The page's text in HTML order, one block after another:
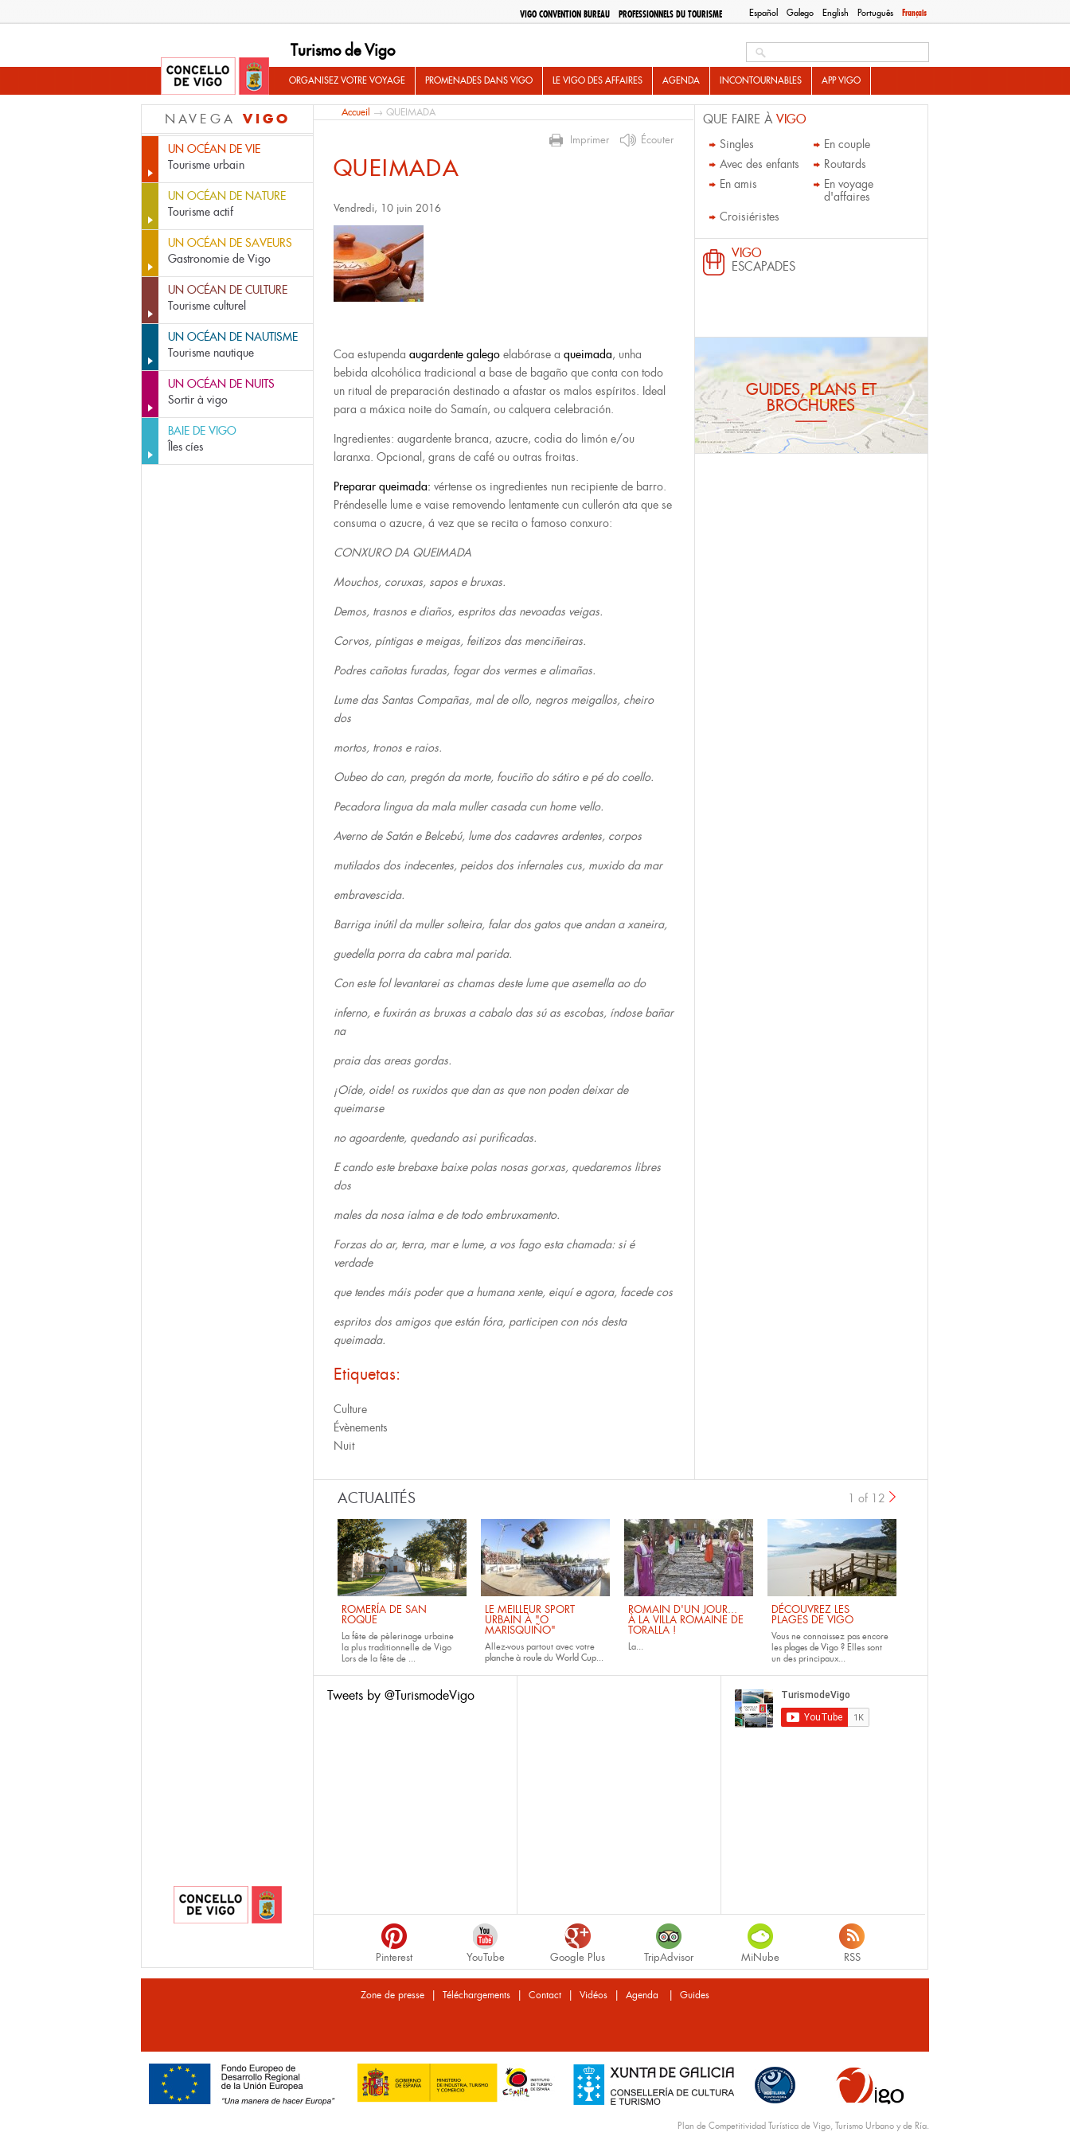
Español Galego English Português Français
VIGO CONVENTION BUREAU PROFESSIONNELS DU TOURISME
Turismo de Vigo
ORGANISEZ VOTRE VOYAGE PROMENADES DANS VIGO LE VIGO DES AFFAIRES AGENDA INCONTOURNABLES APP VIGO
NAVEGA VIGO
UN OCÉAN DE VIE
Tourisme urbain
UN OCÉAN DE NATURE
Tourisme actif
UN OCÉAN DE SAVEURS
Gastronomie de Vigo
UN OCÉAN DE CULTURE
Tourisme culturel
UN OCÉAN DE NAUTISME
Tourisme nautique
UN OCÉAN DE NUITS
Sortir à vigo
BAIE DE VIGO
Îles cíes
Accueil → QUEIMADA
Imprimer Écouter
QUEIMADA
Vendredi, 10 juin 2016
Coa estupenda augardente galego elabórase a queimada, unha
bebida alcohólica tradicional a base de bagaño que conta con todo
un ritual de preparación destinado a afastar os malos espíritos. Ideal
para a máxica noite do Samaín, ou calquera celebración.
Ingredientes: augardente branca, azucre, codia do limón e/ou
laranxa. Opcional, grans de café ou outras froitas.
Preparar queimada: vértense os ingredientes nun recipiente de barro.
Préndeselle lume e vaise removendo lentamente cun cullerón ata que se
consuma o azucre, á vez que se recita o famoso conxuro:
CONXURO DA QUEIMADA
Mouchos, coruxas, sapos e bruxas.
Demos, trasnos e diaños, espritos das nevoadas veigas.
Corvos, píntigas e meigas, feitizos das menciñeiras.
Podres cañotas furadas, fogar dos vermes e alimañas.
Lume das Santas Compañas, mal de ollo, negros meigallos, cheiro
dos
mortos, tronos e raios.
Oubeo do can, pregón da morte, fouciño do sátiro e pé do coello.
Pecadora lingua da mala muller casada cun home vello.
Averno de Satán e Belcebú, lume dos cadavres ardentes, corpos
mutilados dos indecentes, peidos dos infernales cus, muxido da mar
embravescida.
Barriga inútil da muller solteira, falar dos gatos que andan a xaneira,
guedella porra da cabra mal parida.
Con este fol levantarei as chamas deste lume que asemella ao do
inferno, e fuxirán as bruxas a cabalo das sú as escobas, índose bañar
na
praia das areas gordas.
¡Oíde, oide! os ruxidos que dan as que non poden deixar de
queimarse
no agoardente, quedando asi purificadas.
E cando este brebaxe baixe polas nosas gorxas, quedaremos libres
dos
males da nosa ialma e de todo embruxamento.
Forzas do ar, terra, mar e lume, a vos fago esta chamada: si é
verdade
que tendes máis poder que a humana xente, eiquí e agora, facede cos
espritos dos amigos que están fóra, participen con nós desta
queimada.
Etiquetas:
Culture
Évènements
Nuit
QUE FAIRE À VIGO
Singles
En couple
Avec des enfants
Routards
En amis
En voyage
d'affaires
Croisiéristes
VIGO
ESCAPADES
GUIDES, PLANS ET
BROCHURES
ACTUALITÉS
ROMERÍA DE SAN
ROQUE
La fête de pèlerinage urbaine
la plus traditionnelle de Vigo
Lors de la fête de ...
LE MEILLEUR SPORT
URBAIN À "O
MARISQUIÑO"
Allez-vous partout avec votre
planche à rouledu World Cup...
ROMAIN D'UN JOUR...
À LA VILLA ROMAINE DE
TORALLA !
La...
DÉCOUVREZ LES
PLAGES DE VIGO
Vous ne connaissez pas encore
les plages de Vigo ? Elles sont
un des principaux...
1 of 12
Tweets by @TurismodeVigo
Pinterest YouTube Google Plus TripAdvisor MiNube RSS
Zone de presse | Téléchargements | Contact | Vidéos | Agenda | Guides
Plan de Competitividad Turística de Vigo, Turismo Urbano y de Ría.